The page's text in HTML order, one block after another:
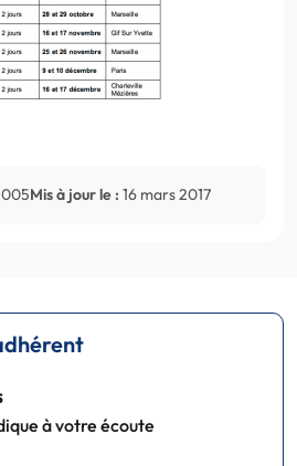
Mis à jour le : 16 mars 2017
à votre écoute